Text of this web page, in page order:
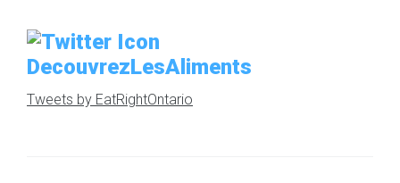
DecouvrezLesAliments
Tweets by EatRightOntario